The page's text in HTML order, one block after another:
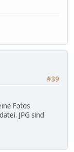
#39
Fotos
JPG sind